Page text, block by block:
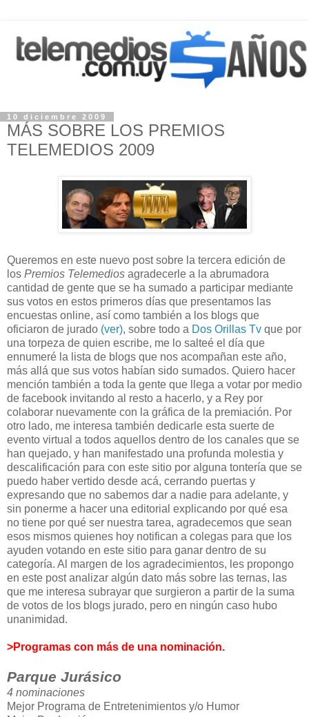
10 diciembre 2009
MÁS SOBRE LOS PREMIOS
TELEMEDIOS 2009
Queremos en este nuevo post sobre la tercera edición de
los Premios Telemedios agradecerle a la abrumadora
cantidad de gente que se ha sumado a participar mediante
sus votos en estos primeros días que presentamos las
encuestas online, así como también a los blogs que
oficiaron de jurado (ver), sobre todo a Dos Orillas Tv que por
una torpeza de quien escribe, me lo salteé el día que
ennumeré la lista de blogs que nos acompañan este año,
más allá que sus votos habían sido sumados. Quiero hacer
mención también a toda la gente que llega a votar por medio
de facebook invitando al resto a hacerlo, y a Rey por
colaborar nuevamente con la gráfica de la premiación. Por
otro lado, me interesa también dedicarle esta suerte de
evento virtual a todos aquellos dentro de los canales que se
han quejado, y han manifestado una profunda molestia y
descalificación para con este sitio por alguna tontería que se
puedo haber vertido desde acá, cerrando puertas y
expresando que no sabemos dar a nadie para adelante, y
sin ponerme a hacer una editorial explicando por qué esa
no tiene por qué ser nuestra tarea, agradecemos que sean
esos mismos quienes hoy notifican a colegas para que los
ayuden votando en este sitio para ganar dentro de su
categoría. Al margen de los agradecimientos, les propongo
en este post analizar algún dato más sobre las ternas, las
que me interesa subrayar que surgieron a partir de la suma
de votos de los blogs jurado, pero en ningún caso hubo
unanimidad.
>Programas con más de una nominación.
Parque Jurásico
4 nominaciones
Mejor Programa de Entretenimientos y/o Humor